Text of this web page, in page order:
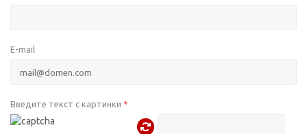
E-mail
Введите текст с картинки *